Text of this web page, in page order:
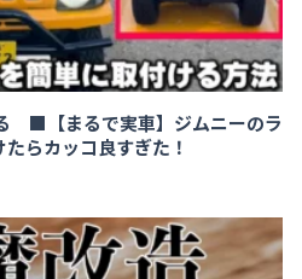
■【まるで実車】ジムニーのラ
らカッコ良すぎた！